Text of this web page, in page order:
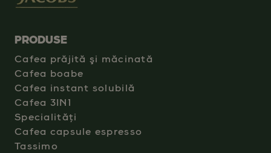
PRODUSE
Cafea prăjită şi măcinată
Cafea boabe
Cafea instant solubilă
Cafea 3IN1
Specialități
Cafea capsule espresso
Tassimo